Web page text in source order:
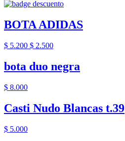
BOTA ADIDAS
$ 5.200 $ 2.500
bota duo negra
$ 8.000
Casti Nudo Blancas t.39
$ 5.000